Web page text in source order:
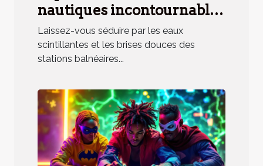
nautiques incontournables
en station balnéaire
méridionale
Laissez-vous séduire par les eaux
scintillantes et les brises douces des
stations balnéaires...